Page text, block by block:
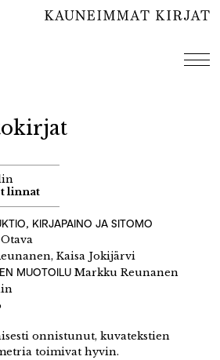
linnat
KIRJAPAINO JA SITOMO
Kaisa Jokijärvi
MUOTOILU Markku Reunanen
onnistunut, kuvatekstien
toimivat hyvin.